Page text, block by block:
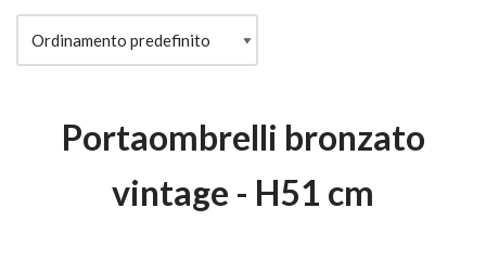
Portaombrelli bronzato
vintage - H51 cm